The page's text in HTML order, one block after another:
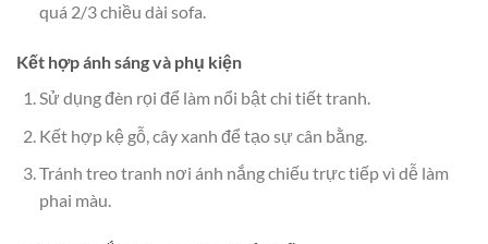
quá 2/3 chiều dài sofa.
Kết hợp ánh sáng và phụ kiện
Sử dụng đèn rọi để làm nổi bật chi tiết tranh.
Kết hợp kệ gỗ, cây xanh để tạo sự cân bằng.
Tránh treo tranh nơi ánh nắng chiếu trực tiếp vì dễ làm
phai màu.